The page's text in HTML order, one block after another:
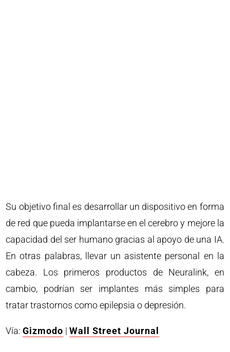
Su objetivo final es desarrollar un dispositivo en forma
de red que pueda implantarse en el cerebro y mejore la
capacidad del ser humano gracias al apoyo de una IA.
En otras palabras, llevar un asistente personal en la
cabeza. Los primeros productos de Neuralink, en
cambio, podrían ser implantes más simples para
tratar trastornos como epilepsia o depresión.
Vía:Gizmodo |Wall Street Journal